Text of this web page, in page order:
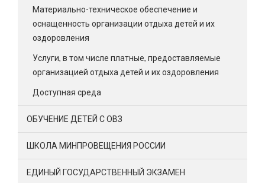
Материально-техническое обеспечение и
оснащенность организации отдыха детей и их
оздоровления
Услуги, в том числе платные, предоставляемые
организацией отдыха детей и их оздоровления
Доступная среда
ОБУЧЕНИЕ ДЕТЕЙ С ОВЗ
ШКОЛА МИНПРОВЕЩЕНИЯ РОССИИ
ЕДИНЫЙ ГОСУДАРСТВЕННЫЙ ЭКЗАМЕН